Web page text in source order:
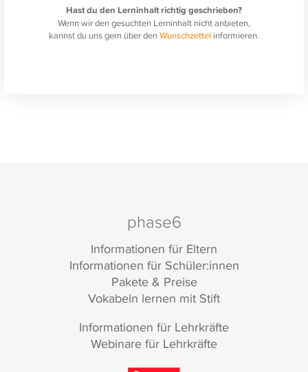
Hast du den Lerninhalt richtig geschrieben?
Wenn wir den gesuchten Lerninhalt nicht anbieten,
kannst du uns gern über denWunschzettel informieren.
phase6
Informationen für Eltern
Informationen für Schüler:innen
Pakete & Preise
Vokabeln lernen mit Stift
Informationen für Lehrkräfte
Webinare für Lehrkräfte